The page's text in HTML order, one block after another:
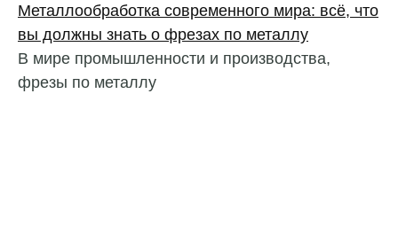
Металлообработка современного мира: всё, что
вы должны знать о фрезах по металлу
В мире промышленности и производства,
фрезы по металлу